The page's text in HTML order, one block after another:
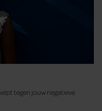
tegen jouw negatieve